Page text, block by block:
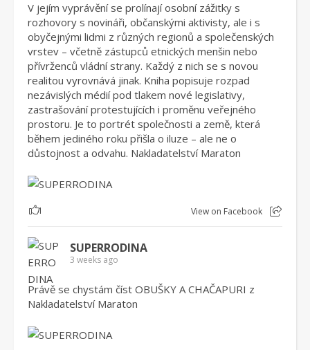
V jejím vyprávění se prolínají osobní zážitky s
rozhovory s novináři, občanskými aktivisty, ale i s
obyčejnými lidmi z různých regionů a společenských
vrstev – včetně zástupců etnických menšin nebo
přívrženců vládní strany. Každý z nich se s novou
realitou vyrovnává jinak. Kniha popisuje rozpad
nezávislých médií pod tlakem nové legislativy,
zastrašování protestujících i proměnu veřejného
prostoru. Je to portrét společnosti a země, která
během jediného roku přišla o iluze – ale ne o
důstojnost a odvahu. Nakladatelství Maraton
1 View on Facebook
SUPERRODINA
3 weeks ago
Právě se chystám číst OBUŠKY A CHAČAPURI z
Nakladatelství Maraton